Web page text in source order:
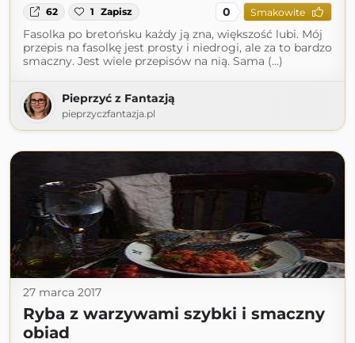
62 1 Zapisz 0 Smakowite
Fasolka po bretońsku każdy ją zna, większość lubi. Mój
przepis na fasolkę jest prosty i niedrogi, ale za to bardzo
smaczny. Jest wiele przepisów na nią. Sama (...)
Pieprzyć z Fantazją
pieprzyczfantazja.pl
27 marca 2017
Ryba z warzywami szybki i smaczny
obiad